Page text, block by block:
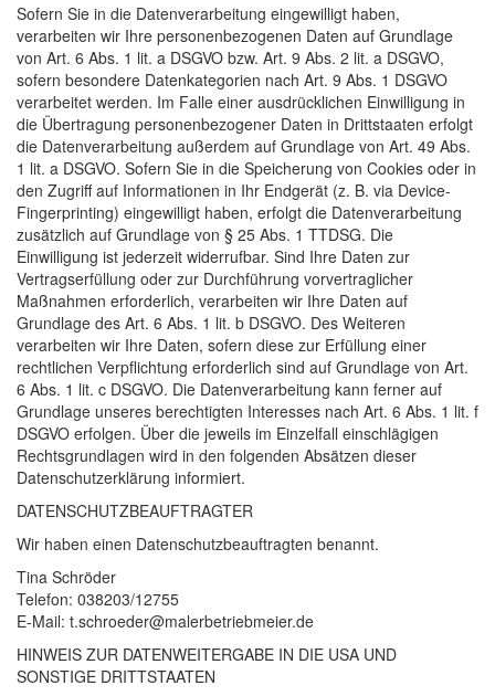
Sofern Sie in die Datenverarbeitung eingewilligt haben,
verarbeiten wir Ihre personenbezogenen Daten auf Grundlage
von Art. 6 Abs. 1 lit. a DSGVO bzw. Art. 9 Abs. 2 lit. a DSGVO,
sofern besondere Datenkategorien nach Art. 9 Abs. 1 DSGVO
verarbeitet werden. Im Falle einer ausdrücklichen Einwilligung in
die Übertragung personenbezogener Daten in Drittstaaten erfolgt
die Datenverarbeitung außerdem auf Grundlage von Art. 49 Abs.
1 lit. a DSGVO. Sofern Sie in die Speicherung von Cookies oder in
den Zugriff auf Informationen in Ihr Endgerät (z. B. via Device-
Fingerprinting) eingewilligt haben, erfolgt die Datenverarbeitung
zusätzlich auf Grundlage von § 25 Abs. 1 TTDSG. Die
Einwilligung ist jederzeit widerrufbar. Sind Ihre Daten zur
Vertragserfüllung oder zur Durchführung vorvertraglicher
Maßnahmen erforderlich, verarbeiten wir Ihre Daten auf
Grundlage des Art. 6 Abs. 1 lit. b DSGVO. Des Weiteren
verarbeiten wir Ihre Daten, sofern diese zur Erfüllung einer
rechtlichen Verpflichtung erforderlich sind auf Grundlage von Art.
6 Abs. 1 lit. c DSGVO. Die Datenverarbeitung kann ferner auf
Grundlage unseres berechtigten Interesses nach Art. 6 Abs. 1 lit. f
DSGVO erfolgen. Über die jeweils im Einzelfall einschlägigen
Rechtsgrundlagen wird in den folgenden Absätzen dieser
Datenschutzerklärung informiert.
DATENSCHUTZ­BEAUFTRAGTER
Wir haben einen Datenschutzbeauftragten benannt.
Tina Schröder
Telefon: 038203/12755
E-Mail: t.schroeder@malerbetriebmeier.de
HINWEIS ZUR DATENWEITERGABE IN DIE USA UND
SONSTIGE DRITTSTAATEN